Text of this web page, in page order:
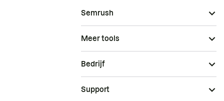
Semrush
Meer tools
Bedrijf
Support